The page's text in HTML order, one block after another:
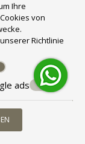
Ihre
von
Richtlinie
ads